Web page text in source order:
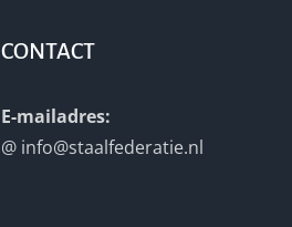
CONTACT
E-mailadres:
@ info@staalfederatie.nl